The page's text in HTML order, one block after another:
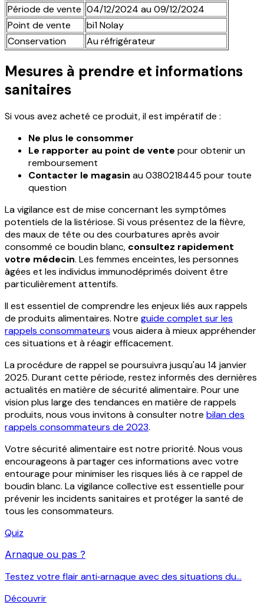
Période de vente 04/12/2024 au 09/12/2024
Point de vente
bi1 Nolay
Conservation
Au réfrigérateur
Mesures à prendre et informations
sanitaires
Si vous avez acheté ce produit, il est impératif de :
Ne plus le consommer
Le rapporter au point de vente pour obtenir un
remboursement
Contacter le magasin au 0380218445 pour toute
question
La vigilance est de mise concernant les symptômes
potentiels de la listériose. Si vous présentez de la fièvre,
des maux de tête ou des courbatures après avoir
consommé ce boudin blanc, consultez rapidement
votre médecin. Les femmes enceintes, les personnes
âgées et les individus immunodéprimés doivent être
particulièrement attentifs.
Il est essentiel de comprendre les enjeux liés aux rappels
de produits alimentaires. Notre guide complet sur les
rappels consommateurs vous aidera à mieux appréhender
ces situations et à réagir efficacement.
La procédure de rappel se poursuivra jusqu'au 14 janvier
2025. Durant cette période, restez informés des dernières
actualités en matière de sécurité alimentaire. Pour une
vision plus large des tendances en matière de rappels
produits, nous vous invitons à consulter notre bilan des
rappels consommateurs de 2023.
Votre sécurité alimentaire est notre priorité. Nous vous
encourageons à partager ces informations avec votre
entourage pour minimiser les risques liés à ce rappel de
boudin blanc. La vigilance collective est essentielle pour
prévenir les incidents sanitaires et protéger la santé de
tous les consommateurs.
Quiz
Arnaque ou pas ?
Testez votre flair anti‑arnaque avec des situations du...
Découvrir